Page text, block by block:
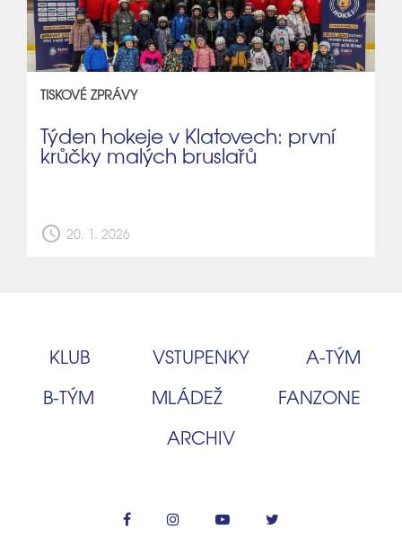
TISKOVÉ ZPRÁVY
Týden hokeje v Klatovech: první
krůčky malých bruslařů
schedule 20. 1. 2026
KLUB VSTUPENKY
A‑TÝM
B‑TÝM
MLÁDEŽ
FANZONE
ARCHIV